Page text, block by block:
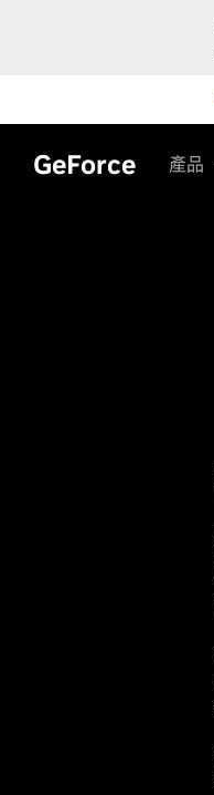
main
contentGeForce 產品